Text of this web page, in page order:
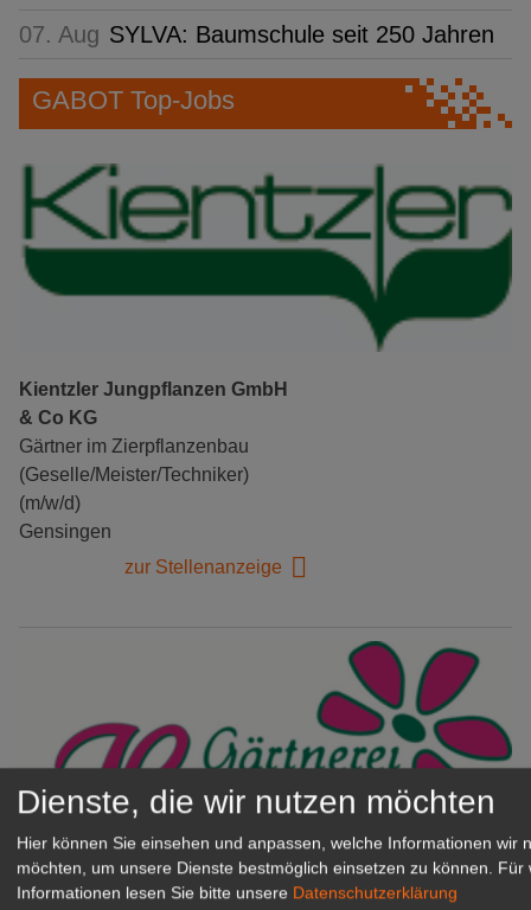
07. Aug SYLVA: Baumschule seit 250 Jahren
GABOT Top-Jobs
Kientzler Jungpflanzen GmbH
& Co KG
Gärtner im Zierpflanzenbau
(Geselle/Meister/Techniker)
(m/w/d)
Gensingen
zur Stellenanzeige
Gärtnerei Hanns
Dienste, die wir nutzen möchten
Hier können Sie einsehen und anpassen, welche Informationen wir
möchten, um unsere Dienste bestmöglich einsetzen zu können.
Für
Informationen lesen Sie bitte unsere Datenschutzerklärung